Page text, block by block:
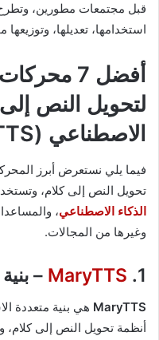
قبل مجتمعات مطورين،
استخدامها، تعديلها، وتوزيعها
أفضل 7
لتحويل النص إلى
الاصطناعي (TTS)
فيما يلي نستعرض أبرز
تحويل النص إلى كلام،
الذكاء الاصطناعي،
وغيرها من المجالات.
1.
MaryTTS
–
MaryTTS هي بنية متعددة
أنظمة تحويل النص إلى